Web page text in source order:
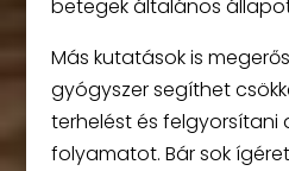
betegek általános
Más kutatások is
gyógyszer segíthet
terhelést és felgyorsítani
folyamatot. Bár sok